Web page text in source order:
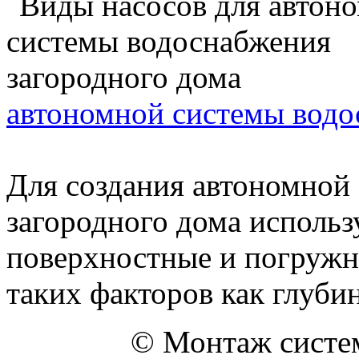
автономной системы
Для создания
загородного дома
поверхностные и
таких факторов как
© Монтаж